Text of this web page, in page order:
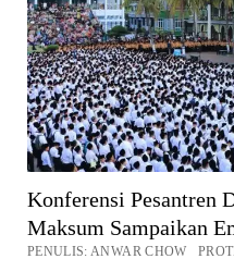
Konferensi Pesantren
Maksum Sampaikan
PENULIS: ANWAR CHOW